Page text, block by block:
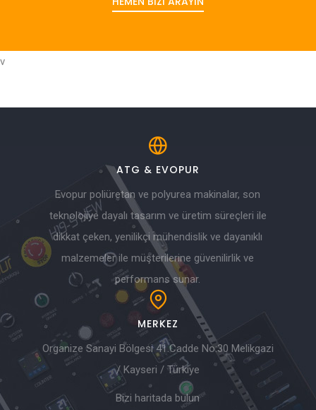
v
ATG & EVOPUR
Evopur poliüretan ve polyurea makinalar, son
teknolojiye dayalı tasarım ve üretim süreçleri ile
dikkat çeken, yenilikçi mühendislik ve dayanıklı
malzemeler ile müşterilerine güvenilirlik ve
performans sunar.
MERKEZ
Organize Sanayi Bölgesi 41.Cadde No:30 Melikgazi
/ Kayseri / Türkiye
Bizi haritada bulun